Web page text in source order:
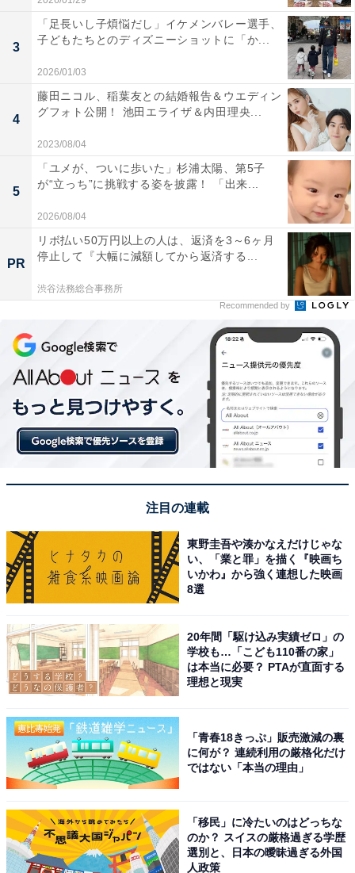
3
「足長いし子煩悩だし」イケメンバレー選手、
子どもたちとのディズニーショットに「か...
2026/01/03
4
藤田ニコル、稲葉友との結婚報告＆ウエディン
グフォト公開！ 池田エライザ＆内田理央...
2023/08/04
5
「ユメが、ついに歩いた」杉浦太陽、第5子
が“立っち”に挑戦する姿を披露！ 「出来...
2026/08/04
PR
リボ払い50万円以上の人は、返済を3～6ヶ月
停止して『大幅に減額してから返済する...
渋谷法務総合事務所
Recommended by
注目の連載
東野圭吾や湊かなえだけじゃな
い、「業と罪」を描く『映画ち
いかわ』から強く連想した映画
8選
20年間「駆け込み実績ゼロ」の
学校も…「こども110番の家」
は本当に必要？ PTAが直面する
理想と現実
「青春18きっぷ」販売激減の裏
に何が？ 連続利用の厳格化だけ
ではない「本当の理由」
「移民」に冷たいのはどっちな
のか？ スイスの厳格過ぎる学歴
選別と、日本の曖昧過ぎる外国
人政策